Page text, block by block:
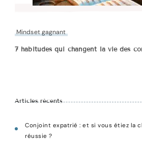
Mindset gagnant
7 habitudes qui changent la vie des
Articles récents
Conjoint expatrié : et si vous étiez la
réussie ?